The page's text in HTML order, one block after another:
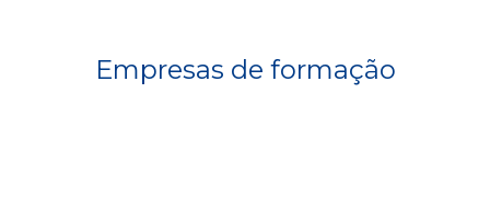
Empresas de formação